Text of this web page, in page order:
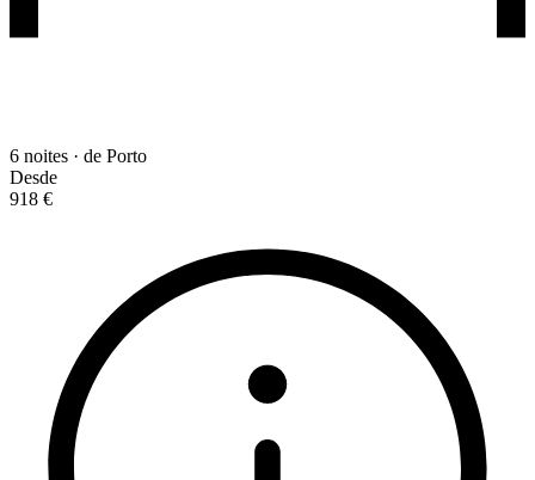
6 noites · de Porto
Desde
918 €